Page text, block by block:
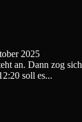
2025
an. Dann zog sich
soll es...